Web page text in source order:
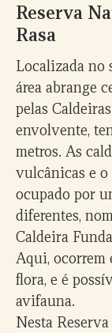
Reserva
Rasa
Localizada no
área abrange
pelas
envolvente,
metros. As
vulcânicas e o
ocupado por
diferentes,
Caldeira
Aqui, ocorrem
flora, e é
avifauna.
Nesta